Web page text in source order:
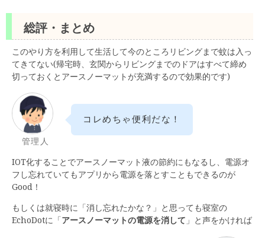
総評・まとめ
このやり方を利用して生活して今のところリビングまで蚊は入っ
てきてない(帰宅時、玄関からリビングまでのドアはすべて締め
切っておくとアースノーマットが充満するので効果的です)
管理人
コレめちゃ便利だな！
IOT化することでアースノーマット液の節約にもなるし、電源オ
フし忘れていてもアプリから電源を落とすこともできるのが
Good！
もしくは就寝時に「消し忘れたかな？」と思っても寝室の
EchoDotに「 アースノーマットの電源を消して 」と声をかければ